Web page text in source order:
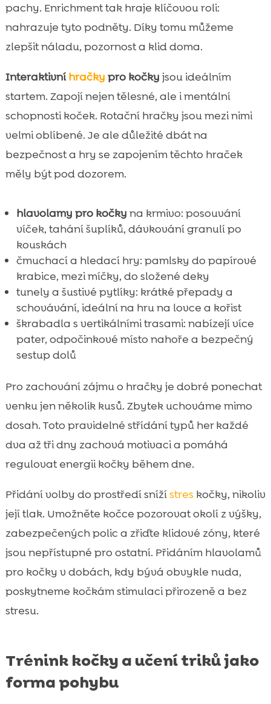
pachy. Enrichment tak hraje klíčovou roli:
nahrazuje tyto podněty. Díky tomu můžeme
zlepšit náladu, pozornost a klid doma.
Interaktivníhračky pro kočky jsou ideálním
startem. Zapojí nejen tělesné, ale i mentální
schopnosti koček. Rotační hračky jsou mezi nimi
velmi oblíbené. Je ale důležité dbát na
bezpečnost a hry se zapojením těchto hraček
měly být pod dozorem.
hlavolamy pro kočky na krmivo: posouvání
víček, tahání šuplíků, dávkování granulí po
kouskách
čmuchací a hledací hry: pamlsky do papírové
krabice, mezi míčky, do složené deky
tunely a šustivé pytlíky: krátké přepady a
schovávání, ideální na hru na lovce a kořist
škrabadla s vertikálními trasami: nabízejí více
pater, odpočinkové místo nahoře a bezpečný
sestup dolů
Pro zachování zájmu o hračky je dobré ponechat
venku jen několik kusů. Zbytek uchováme mimo
dosah. Toto pravidelné střídání typů her každé
dva až tři dny zachová motivaci a pomáhá
regulovat energii kočky během dne.
Přidání volby do prostředí snížístres kočky, nikoliv
její tlak. Umožněte kočce pozorovat okolí z výšky,
zabezpečených polic a zřiďte klidové zóny, které
jsou nepřístupné pro ostatní. Přidáním hlavolamů
pro kočky v dobách, kdy bývá obvykle nuda,
poskytneme kočkám stimulaci přirozeně a bez
stresu.
Trénink kočky a učení triků jako
forma pohybu